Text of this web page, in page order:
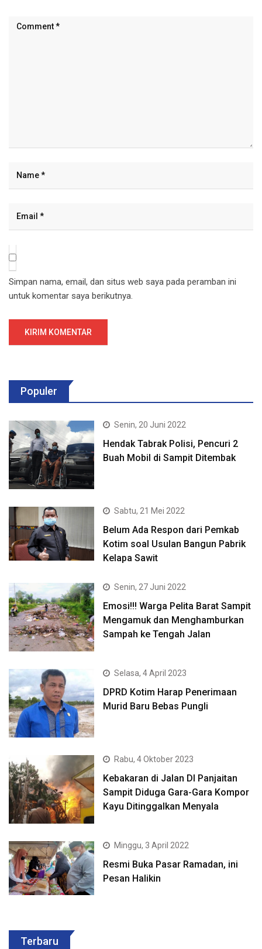
Simpan nama, email, dan situs web saya pada peramban ini
untuk komentar saya berikutnya.
Populer
Senin, 20 Juni 2022
Hendak Tabrak Polisi, Pencuri 2
Buah Mobil di Sampit Ditembak
Sabtu, 21 Mei 2022
Belum Ada Respon dari Pemkab
Kotim soal Usulan Bangun Pabrik
Kelapa Sawit
Senin, 27 Juni 2022
Emosi!!! Warga Pelita Barat Sampit
Mengamuk dan Menghamburkan
Sampah ke Tengah Jalan
Selasa, 4 April 2023
DPRD Kotim Harap Penerimaan
Murid Baru Bebas Pungli
Rabu, 4 Oktober 2023
Kebakaran di Jalan DI Panjaitan
Sampit Diduga Gara-Gara Kompor
Kayu Ditinggalkan Menyala
Minggu, 3 April 2022
Resmi Buka Pasar Ramadan, ini
Pesan Halikin
Terbaru